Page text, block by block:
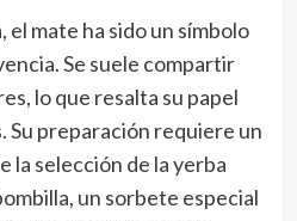
el mate ha sido un símbolo
Se suele compartir
lo que resalta su papel
Su preparación requiere un
la selección de la yerba
un sorbete especial